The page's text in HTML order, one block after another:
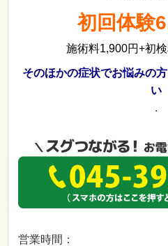
初回体験
施術料1,900円+初
そのほかの症状でお悩みの
い
.
営業時間：